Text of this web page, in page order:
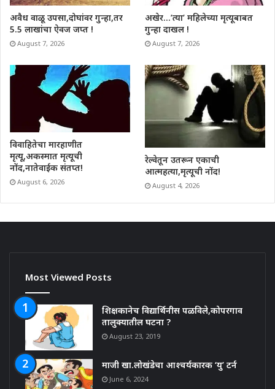
अवैध वाळू उपसा,दोघांवर गुन्हा,तर
5.5 लाखांचा ऐवज जप्त !
August 7, 2026
अखेर…’त्या’ महिलेच्या मृत्यूबाबत
गुन्हा दाखल !
August 7, 2026
विवाहितेचा मारहाणीत
मृत्यू,अकस्मात मृत्यूची
नोंद,नातेवाईक संतप्त!
August 6, 2026
रेल्वेतून उतरून एकाची
आत्महत्या,मृत्यूची नोंद!
August 4, 2026
Most Viewed Posts
शिक्षकानेच विद्यार्थिनीस पळविले,कोपरगाव
तालुक्यातील घटना ?
August 23, 2019
माजी खा.लोखंडेचा आश्चर्यकारक ‘यु’ टर्न
June 6, 2024